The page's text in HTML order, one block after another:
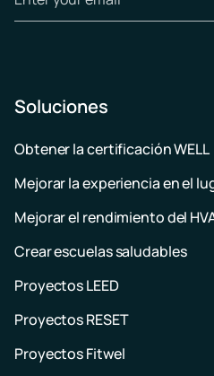
Soluciones
Obtener la certificación WELL
Mejorar la experiencia en el
Mejorar el rendimiento del
Crear escuelas saludables
Proyectos LEED
Proyectos RESET
Proyectos Fitwel